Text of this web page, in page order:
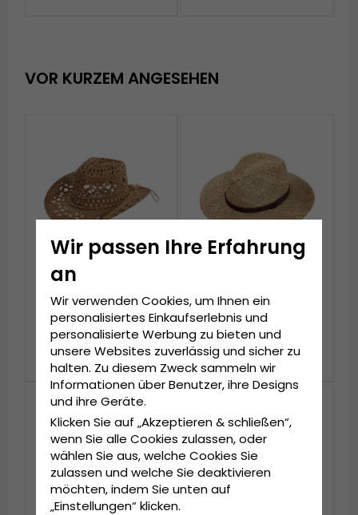
VOR KURZEM ANGESEHEN
Hüte - Gårda
Manzanillo Cowboy
(dunkel natur)
€39.99
Hüte - Gårda Arese
Seagrass Fedora
(natur)
€59.99
Wir passen Ihre Erfahrung
an
Wir verwenden Cookies, um Ihnen ein
personalisiertes Einkaufserlebnis und
personalisierte Werbung zu bieten und
unsere Websites zuverlässig und sicher zu
halten. Zu diesem Zweck sammeln wir
Informationen über Benutzer, ihre Designs
und ihre Geräte.
Klicken Sie auf „Akzeptieren & schließen“,
wenn Sie alle Cookies zulassen, oder
wählen Sie aus, welche Cookies Sie
zulassen und welche Sie deaktivieren
möchten, indem Sie unten auf
„Einstellungen“ klicken.